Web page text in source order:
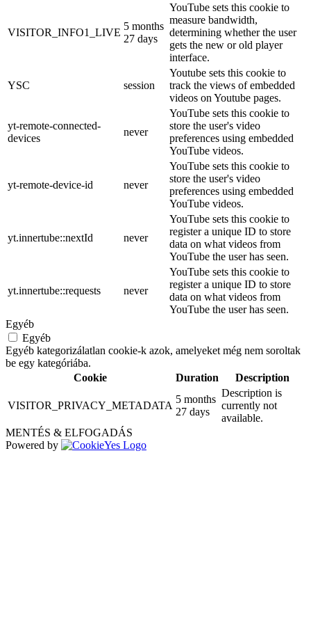
VISITOR_INFO1_LIVE
5 months
27 days
YouTube sets this cookie to
measure bandwidth,
determining whether the user
gets the new or old player
interface.
YSC session
Youtube sets this cookie to
track the views of embedded
videos on Youtube pages.
yt-remote-connected-
devices
never
YouTube sets this cookie to
store the user's video
preferences using embedded
YouTube videos.
yt-remote-device-id never
YouTube sets this cookie to
store the user's video
preferences using embedded
YouTube videos.
yt.innertube::nextId never
YouTube sets this cookie to
register a unique ID to store
data on what videos from
YouTube the user has seen.
yt.innertube::requests never
YouTube sets this cookie to
register a unique ID to store
data on what videos from
YouTube the user has seen.
Egyéb
Egyéb
Egyéb kategorizálatlan cookie-k azok, amelyeket még nem soroltak
be egy kategóriába.
Cookie
Duration Description
VISITOR_PRIVACY_METADATA
5 months
27 days
Description is
currently not
available.
MENTÉS & ELFOGADÁS
Powered by